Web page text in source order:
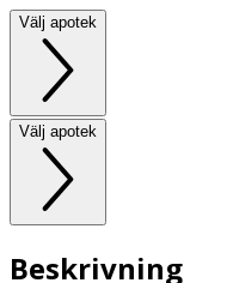
Välj apotek
Välj apotek
Beskrivning